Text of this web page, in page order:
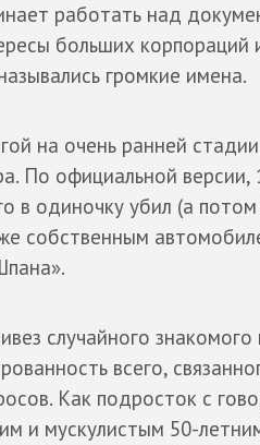
работать над
больших
громкие имена.
на очень ранней
По официальной
в одиночку убил (а
собственным
случайного
всего,
Как подросток с
и мускулистым 50-